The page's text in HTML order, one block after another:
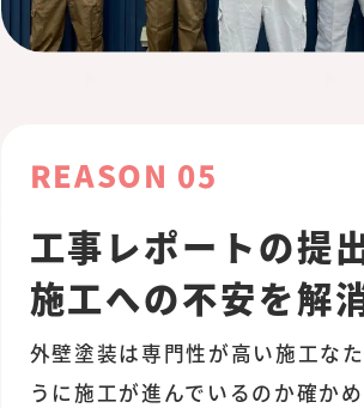
REASON 05
工事レポートの提出
施工への不安を解
外壁塗装は専門性が高い施工な
うに施工が進んでいるのか確か